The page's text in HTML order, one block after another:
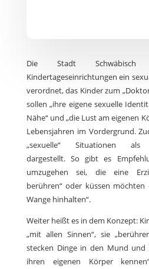
Die Stadt
Kindertageseinrichtungen ein
verordnet, das Kinder zum
sollen „ihre eigene sexuelle
Nähe“ und „die Lust am eigenen
Lebensjahren im Vordergrund.
„sexuelle“ Situationen als
dargestellt. So gibt es
umzugehen sei, die eine
berühren“ oder küssen möchten
Wange hinhalten“.
Weiter heißt es in dem Konzept:
„mit allen Sinnen“, sie
stecken Dinge in den Mund
ihren eigenen Körper